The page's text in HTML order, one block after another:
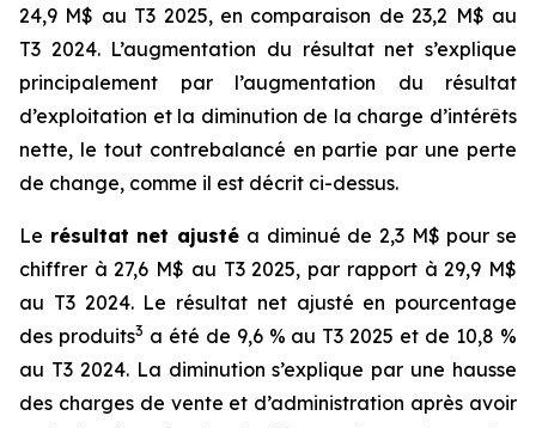
24,9 M$ au T3 2025, en comparaison de 23,2 M$ au
T3 2024. L’augmentation du résultat net s’explique
principalement par l’augmentation du résultat
d’exploitation et la diminution de la charge d’intérêts
nette, le tout contrebalancé en partie par une perte
de change, comme il est décrit ci-dessus.
Le résultat net ajusté a diminué de 2,3 M$ pour se
chiffrer à 27,6 M$ au T3 2025, par rapport à 29,9 M$
au T3 2024. Le résultat net ajusté en pourcentage
des produits3 a été de 9,6 % au T3 2025 et de 10,8 %
au T3 2024. La diminution s’explique par une hausse
des charges de vente et d’administration après avoir